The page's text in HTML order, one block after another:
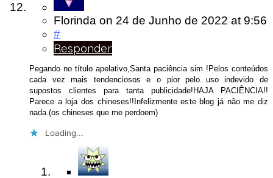
Florinda on 24 de Junho de 2022 at 9:56
#
Responder
Pegando no título apelativo,Santa paciência sim !Pelos conteúdos
cada vez mais tendenciosos e o pior pelo uso indevido de
supostos clientes para tanta publicidade!HAJA PACIÊNCIA!!
Parece a loja dos chineses!!Infelizmente este blog já não me diz
nada.(os chineses que me perdoem)
Loading...